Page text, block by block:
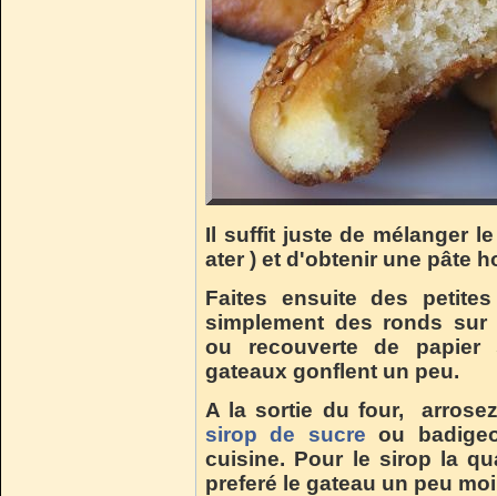
Il suffit juste de mélanger
ater ) et d'obtenir une pâte
Faites ensuite des
simplement des ronds sur
ou recouverte de papier
gateaux gonflent un peu.
A la sortie du four,
sirop de sucre ou
cuisine. Pour le sirop la
preferé le gateau un peu